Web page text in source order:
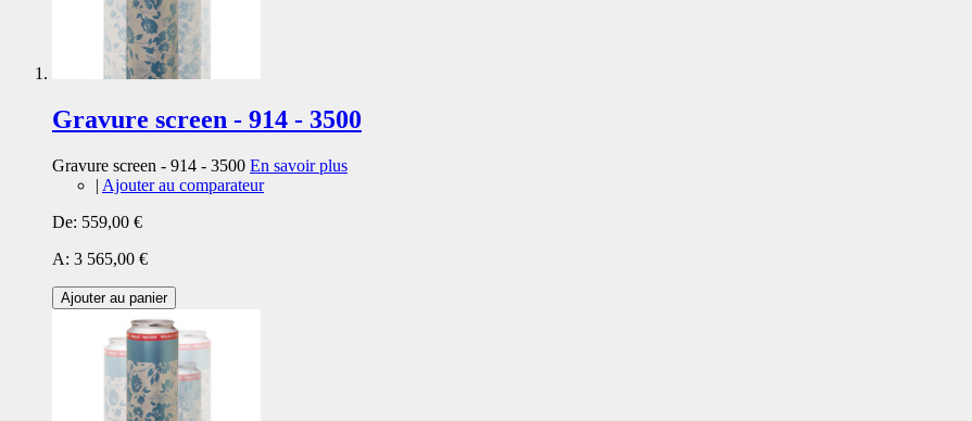
Gravure screen - 914 - 3500
Gravure screen - 914 - 3500 En savoir plus
| Ajouter au comparateur
De: 559,00 €
A: 3 565,00 €
Ajouter au panier